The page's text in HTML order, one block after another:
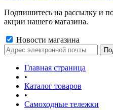
Подпишитесь на рассылку и
акции нашего магазина.
Новости магазина
Главная страница
•
Каталог товаров
•
Самоходные тележки